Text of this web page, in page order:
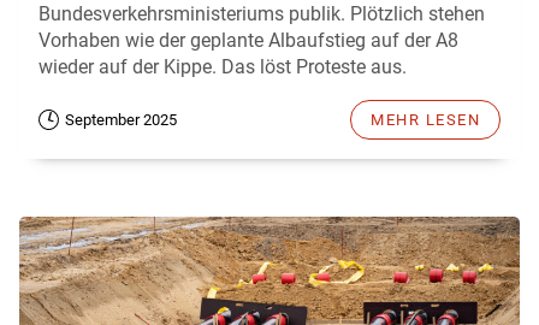
Bundesverkehrsministeriums publik. Plötzlich stehen
Vorhaben wie der geplante Albaufstieg auf der A8
wieder auf der Kippe. Das löst Proteste aus.
September 2025 MEHR LESEN